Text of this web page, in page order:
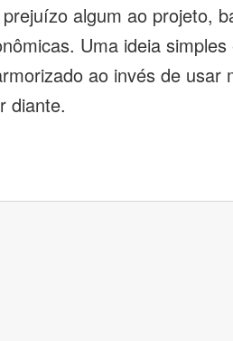
algum ao projeto,
Uma ideia
ao invés de usar
diante.